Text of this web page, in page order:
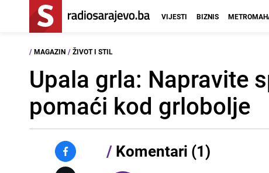
VIJESTI BIZNIS
/ MAGAZIN / ŽIVOT I STIL
Upala grla: Napravite
pomaći kod grlobolje
/ Komentari (1)